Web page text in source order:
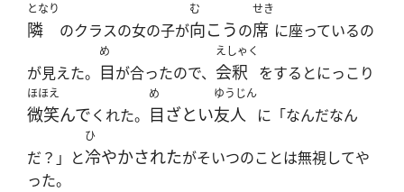
となり
隣 のクラスの女の子が
む
向こうの
せき
席 に座っているの
が見えた。
め
目が合ったので、
えしゃく
会釈 をするとにっこり
ほほえ
微笑んでくれた。
め
目ざとい
ゆうじん
友人 に「なんだなん
だ？」と
ひ
冷やかされたがそいつのことは無視してや
った。